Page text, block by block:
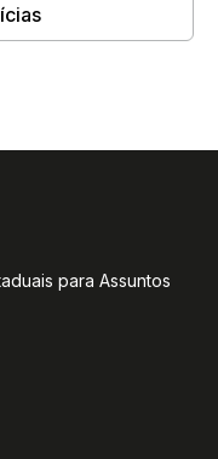
para Assuntos